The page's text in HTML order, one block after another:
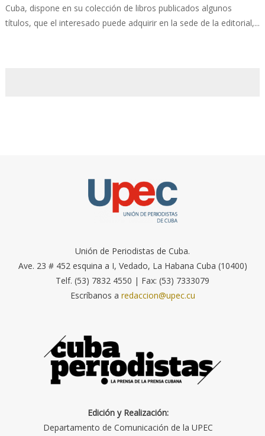
Cuba, dispone en su colección de libros publicados algunos
títulos, que el interesado puede adquirir en la sede de la editorial,...
Unión de Periodistas de Cuba.
Ave. 23 # 452 esquina a I, Vedado, La Habana Cuba (10400)
Telf. (53) 7832 4550 | Fax: (53) 7333079
Escríbanos a redaccion@upec.cu
Edición y Realización:
Departamento de Comunicación de la UPEC